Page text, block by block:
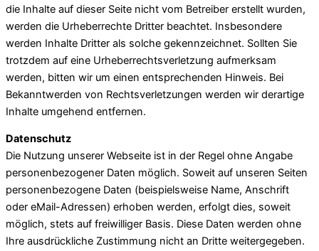
die Inhalte auf dieser Seite nicht vom Betreiber erstellt wurden,
werden die Urheberrechte Dritter beachtet. Insbesondere
werden Inhalte Dritter als solche gekennzeichnet. Sollten Sie
trotzdem auf eine Urheberrechtsverletzung aufmerksam
werden, bitten wir um einen entsprechenden Hinweis. Bei
Bekanntwerden von Rechtsverletzungen werden wir derartige
Inhalte umgehend entfernen.
Datenschutz
Die Nutzung unserer Webseite ist in der Regel ohne Angabe
personenbezogener Daten möglich. Soweit auf unseren Seiten
personenbezogene Daten (beispielsweise Name, Anschrift
oder eMail-Adressen) erhoben werden, erfolgt dies, soweit
möglich, stets auf freiwilliger Basis. Diese Daten werden ohne
Ihre ausdrückliche Zustimmung nicht an Dritte weitergegeben.